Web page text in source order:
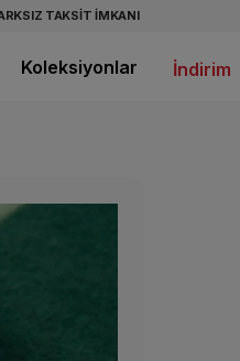
TAKSİT İMKANI
Koleksiyonlar İndirim